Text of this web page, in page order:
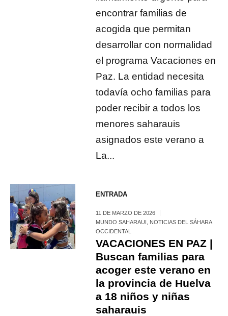
encontrar familias de
acogida que permitan
desarrollar con normalidad
el programa Vacaciones en
Paz. La entidad necesita
todavía ocho familias para
poder recibir a todos los
menores saharauis
asignados este verano a
La...
ENTRADA
11 DE MARZO DE 2026
MUNDO SAHARAUI
NOTICIAS DEL SÁHARA
OCCIDENTAL
VACACIONES EN PAZ |
Buscan familias para
acoger este verano en
la provincia de Huelva
a 18 niños y niñas
saharauis